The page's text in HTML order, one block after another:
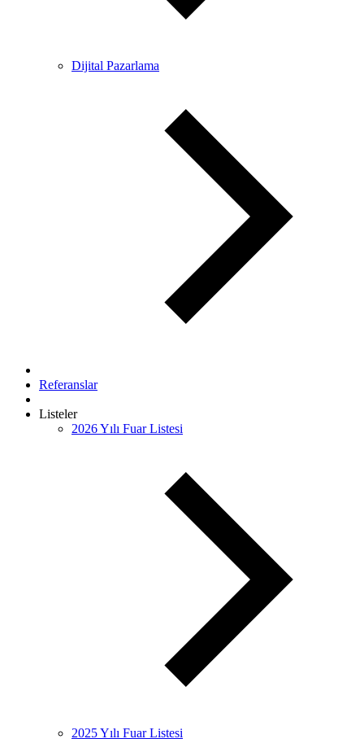
Dijital Pazarlama
Referanslar
Listeler
2026 Yılı Fuar Listesi
2025 Yılı Fuar Listesi